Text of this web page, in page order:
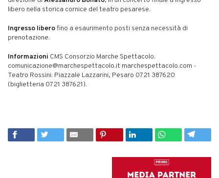
libero nella storica cornice del teatro pesarese.
Ingresso liberofino a esaurimento posti senza necessità di
prenotazione.
Informazioni CMS Consorzio Marche Spettacolo:
comunicazione@marchespettacolo.it marchespettacolo.com -
Teatro Rossini: Piazzale Lazzarini, Pesaro 0721 387620
(biglietteria 0721 387621).